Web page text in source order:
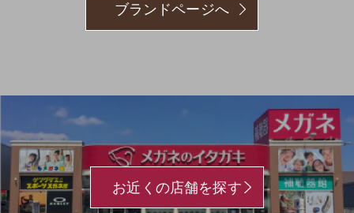
ブランドページへ
お近くの店舗を探す